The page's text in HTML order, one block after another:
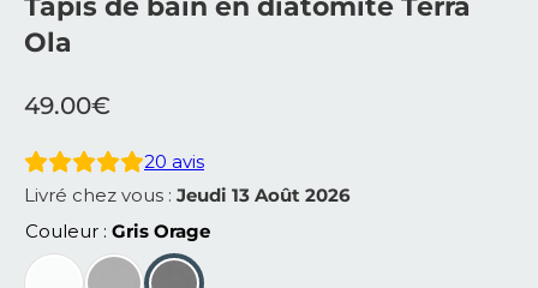
Tapis de bain en diatomite Terra
Ola
49.00€
20 avis
Livré chez vous : Jeudi 13 Août 2026
Couleur Gris Orage